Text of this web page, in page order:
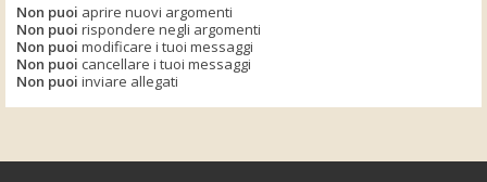
Non puoi aprire nuovi argomenti
Non puoi rispondere negli argomenti
Non puoi modificare i tuoi messaggi
Non puoi cancellare i tuoi messaggi
Non puoi inviare allegati